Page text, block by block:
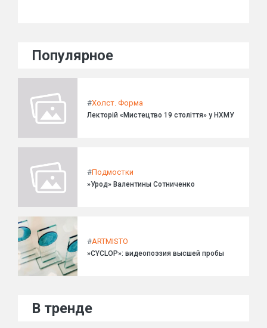
Популярное
#Холст. Форма
Лекторій «Мистецтво 19 століття» у НХМУ
#Подмостки
»Урод» Валентины Сотниченко
#ARTMISTO
»CYCLOP»: видеопоэзия высшей пробы
В тренде